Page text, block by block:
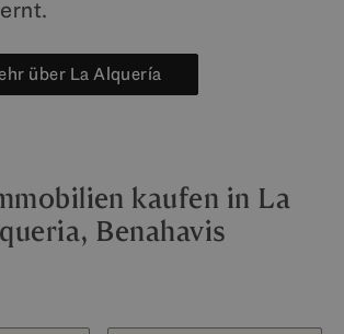
über La Alquería
kaufen in La
Benahavis